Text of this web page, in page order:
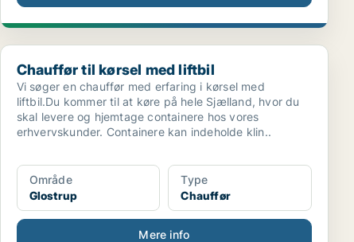
Chauffør til kørsel med liftbil
Chauffør til kørsel med liftbil
Vi søger en chauffør med erfaring i kørsel med
liftbil.Du kommer til at køre på hele Sjælland, hvor du
skal levere og hjemtage containere hos vores
erhvervskunder. Containere kan indeholde klin..
Område
Glostrup
Type
Chauffør
Mere info